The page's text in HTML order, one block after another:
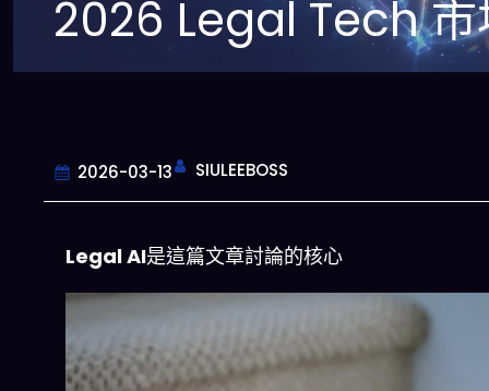
2026 Legal Tech 市
2026-03-13 SIULEEBOSS
Legal AI是這篇文章討論的核心